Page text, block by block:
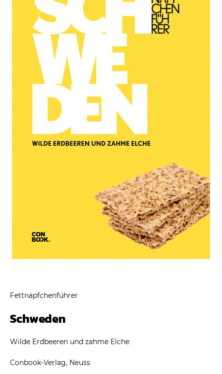
Fettnäpfchenführer
Schweden
Wilde Erdbeeren und zahme Elche
Conbook-Verlag, Neuss